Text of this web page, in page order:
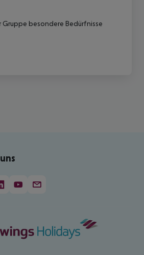
besondere Bedürfnisse